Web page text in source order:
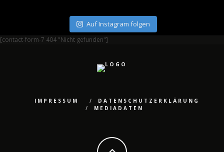
Auf Instagram folgen
[contact-form-7 404 "Nicht gefunden"]
IMPRESSUM
DATENSCHUTZERKLÄRUNG
MEDIADATEN